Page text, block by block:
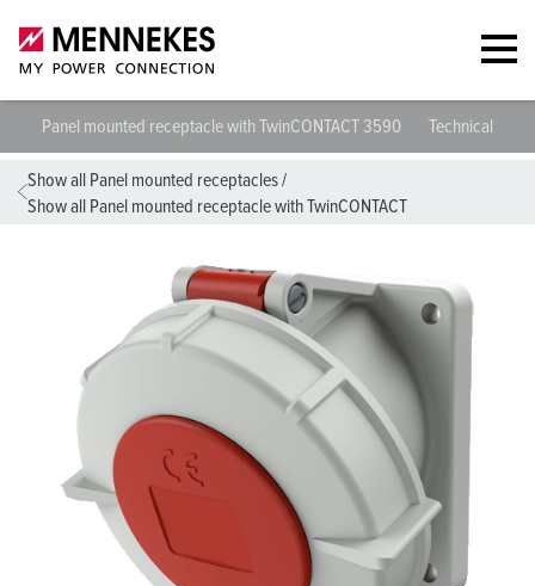
Panel mounted receptacle with TwinCONTACT 3590 Technical
Show all Panel mounted receptacles/
Show all Panel mounted receptacle with TwinCONTACT